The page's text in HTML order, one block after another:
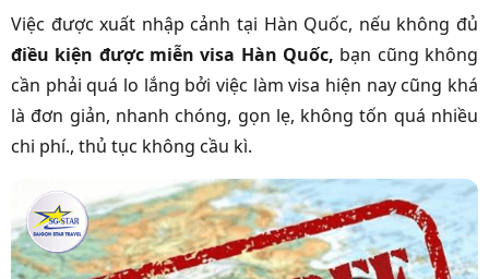
Việc được xuất nhập cảnh tại Hàn Quốc, nếu không đủ
điều kiện được miễn visa Hàn Quốc, bạn cũng không
cần phải quá lo lắng bởi việc làm visa hiện nay cũng khá
là đơn giản, nhanh chóng, gọn lẹ, không tốn quá nhiều
chi phí., thủ tục không cầu kì.